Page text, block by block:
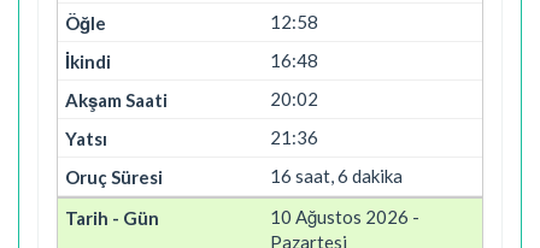
12:58
16:48
20:02
21:36
16 saat, 6 dakika
10 Ağustos 2026 -
Pazartesi